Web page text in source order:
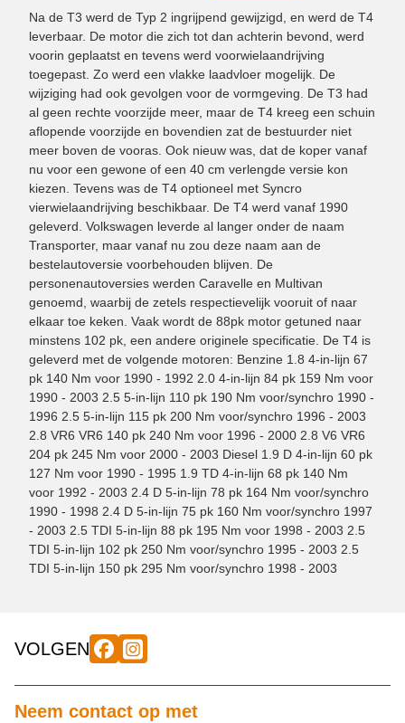
Na de T3 werd de Typ 2 ingrijpend gewijzigd, en werd de T4
leverbaar. De motor die zich tot dan achterin bevond, werd
voorin geplaatst en tevens werd voorwielaandrijving
toegepast. Zo werd een vlakke laadvloer mogelijk. De
wijziging had ook gevolgen voor de vormgeving. De T3 had
al geen rechte voorzijde meer, maar de T4 kreeg een schuin
aflopende voorzijde en bovendien zat de bestuurder niet
meer boven de vooras. Ook nieuw was, dat de koper vanaf
nu voor een gewone of een 40 cm verlengde versie kon
kiezen. Tevens was de T4 optioneel met Syncro
vierwielaandrijving beschikbaar. De T4 werd vanaf 1990
geleverd. Volkswagen leverde al langer onder de naam
Transporter, maar vanaf nu zou deze naam aan de
bestelautoversie voorbehouden blijven. De
personenautoversies werden Caravelle en Multivan
genoemd, waarbij de zetels respectievelijk vooruit of naar
elkaar toe keken. Vaak wordt de 88pk motor getuned naar
minstens 102 pk, een andere originele specificatie. De T4 is
geleverd met de volgende motoren: Benzine 1.8 4-in-lijn 67
pk 140 Nm voor 1990 - 1992 2.0 4-in-lijn 84 pk 159 Nm voor
1990 - 2003 2.5 5-in-lijn 110 pk 190 Nm voor/synchro 1990 -
1996 2.5 5-in-lijn 115 pk 200 Nm voor/synchro 1996 - 2003
2.8 VR6 VR6 140 pk 240 Nm voor 1996 - 2000 2.8 V6 VR6
204 pk 245 Nm voor 2000 - 2003 Diesel 1.9 D 4-in-lijn 60 pk
127 Nm voor 1990 - 1995 1.9 TD 4-in-lijn 68 pk 140 Nm
voor 1992 - 2003 2.4 D 5-in-lijn 78 pk 164 Nm voor/synchro
1990 - 1998 2.4 D 5-in-lijn 75 pk 160 Nm voor/synchro 1997
- 2003 2.5 TDI 5-in-lijn 88 pk 195 Nm voor 1998 - 2003 2.5
TDI 5-in-lijn 102 pk 250 Nm voor/synchro 1995 - 2003 2.5
TDI 5-in-lijn 150 pk 295 Nm voor/synchro 1998 - 2003
VOLGEN
Neem contact op met